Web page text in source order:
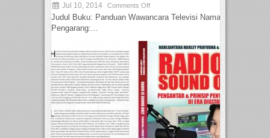
Jul 10, 2014 Comments Off
Judul Buku: Panduan Wawancara Televisi Nama
Pengarang:...